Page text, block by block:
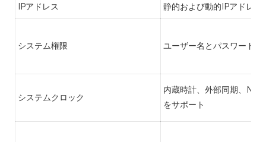
IPアドレス 静的および動的IPアドレ
システム権限 ユーザー名とパスワード
システムクロック
内蔵時計、外部同期、
をサポート